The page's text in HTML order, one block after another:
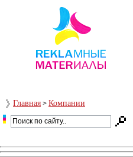
Главная > Компании